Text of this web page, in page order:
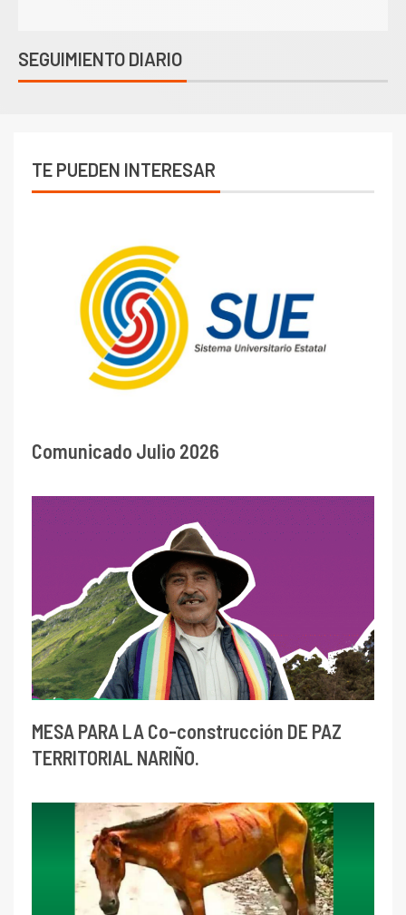
SEGUIMIENTO DIARIO
TE PUEDEN INTERESAR
Comunicado Julio 2026
MESA PARA LA Co-construcción DE PAZ
TERRITORIAL NARIÑO.